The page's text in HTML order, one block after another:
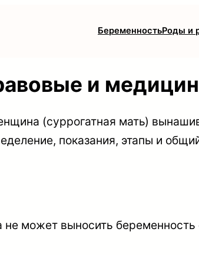
БеременностьРоды и
и
(суррогатная мать)
показания, этапы и
может выносить